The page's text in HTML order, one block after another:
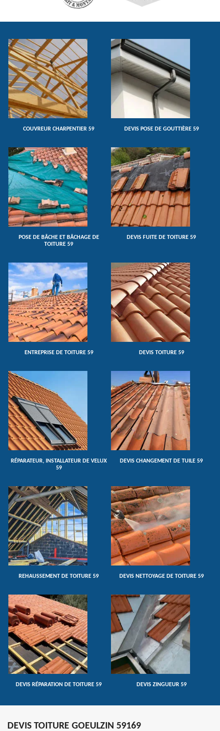
COUVREUR CHARPENTIER 59 DEVIS POSE DE GOUTTIÈRE 59
POSE DE BÂCHE ET BÂCHAGE DE
TOITURE 59
DEVIS FUITE DE TOITURE 59
ENTREPRISE DE TOITURE 59 DEVIS TOITURE 59
RÉPARATEUR, INSTALLATEUR DE VELUX
59
DEVIS CHANGEMENT DE TUILE 59
REHAUSSEMENT DE TOITURE 59 DEVIS NETTOYAGE DE TOITURE 59
DEVIS RÉPARATION DE TOITURE 59 DEVIS ZINGUEUR 59
DEVIS TOITURE GOEULZIN 59169